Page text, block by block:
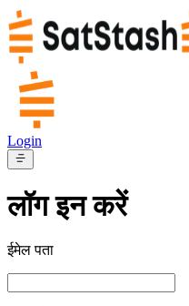
Login
लॉग इन करें
ईमेल पता